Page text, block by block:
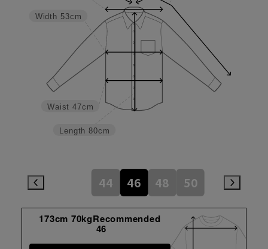
Length 80cm
Waist 47cm
Width 53cm
44 46 48 50
173cm 70kgRecommended
46